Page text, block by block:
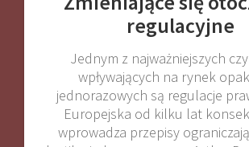
regulacyjne
Jednym z najważniejszych
wpływających na rynek
jednorazowych są regulacje
Europejska od kilku lat
wprowadza przepisy